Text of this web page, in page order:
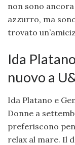
non sono
azzurro, ma
trovato
Ida
nuovo a
Ida Platano e
Donne a
preferiscono
relax al mare. Il